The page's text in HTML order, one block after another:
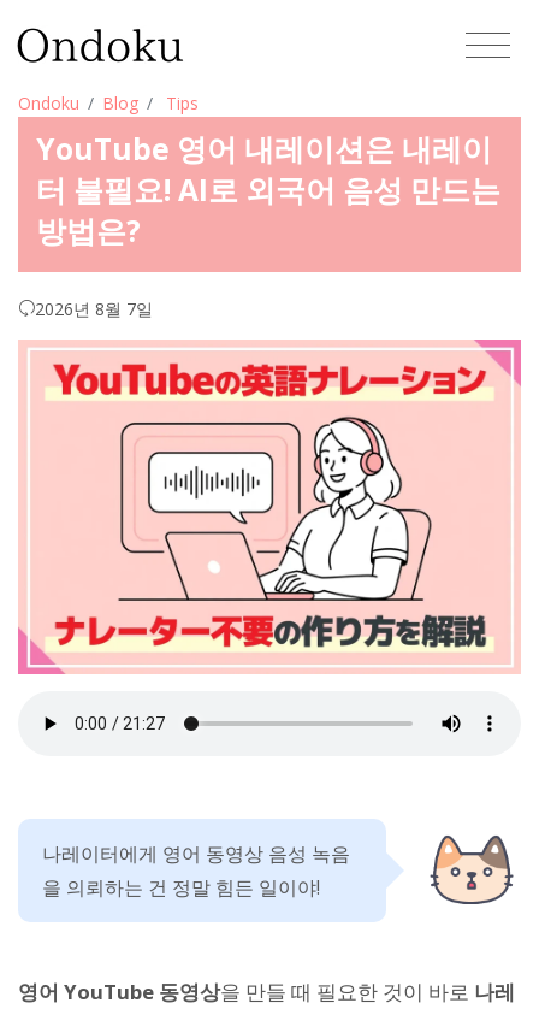
Ondoku Blog Tips
YouTube 영어 내레이션은 내레이
터 불필요! AI로 외국어 음성 만드는
방법은?
2026년 8월 7일
나레이터에게 영어 동영상 음성 녹음
을 의뢰하는 건 정말 힘든 일이야!
영어 YouTube 동영상을 만들 때 필요한 것이 바로 나레